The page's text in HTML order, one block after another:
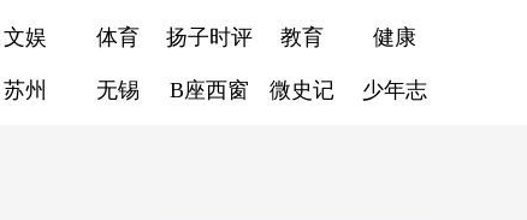
文娱 体育 扬子时评 教育 健康
苏州 无锡 B座西窗 微史记 少年志